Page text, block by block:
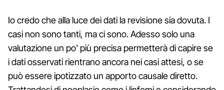
Io credo che alla luce dei dati la revisione sia dovuta. I
casi non sono tanti, ma ci sono. Adesso solo una
valutazione un po' più precisa permetterà di capire se
i dati osservati rientrano ancora nei casi attesi, o se
può essere ipotizzato un apporto causale diretto.